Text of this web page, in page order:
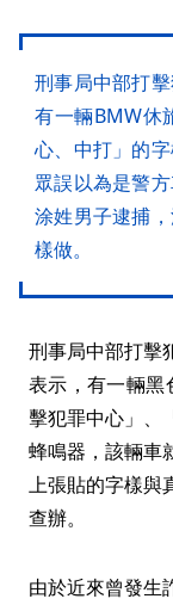
刑事局中部打
有一輛BMW休
心、中打」的
眾誤以為是警
涂姓男子逮捕
樣做。
刑事局中部打擊
表示，有一輛黑
擊犯罪中心」、
蜂鳴器，該輛車
上張貼的字樣與
查辦。
由於近來曾發生